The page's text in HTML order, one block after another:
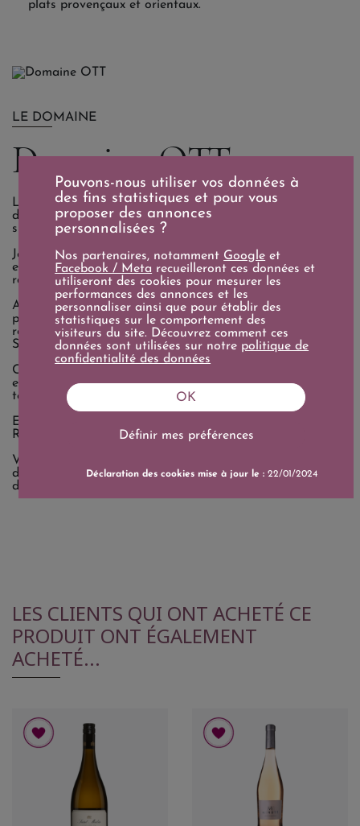
plats provençaux et orientaux.
LE DOMAINE
Domaine OTT
Le Domaine Ott, situé au cœur de la Provence, bénéficie
d'un climat idéal pour la culture de raisins de qualité
supérieure.
Jeune ingénieur agronome alsacien, Marcel Ott s’installe
en 1896 en Provence avec l’ambition que ce vignoble
ravagé par le phylloxéra peut donner de grands vins.
Aujourd’hui encore la famille Ott perpétue ce savoir-faire
pour produire une gamme de vins de Provence rosés,
rouges et blancs issus de trois domaines, le Château de
Selle, le Clos Mireille et le Château Romassan.
Créée par René Ott dans les années 1930, la bouteille
emblématique des Domaines Ott, reconnaissable entre
toutes, signe la qualité de ces grands vins de Provence.
En 2004, les Domaines Ott ont rejoint la maison Louis
Roederer.
Venez découvrir l'ensemble des vins du domaine et
déguster le Rosé BY OTT 2024, un vin qui évoque la
douceur de vivre et la beauté de la Provence.
LES CLIENTS QUI ONT ACHETÉ CE
PRODUIT ONT ÉGALEMENT
ACHETÉ...
Pouvons-nous utiliser vos données à
des fins statistiques et pour vous
proposer des annonces
personnalisées ?
Nos partenaires, notamment Google et
Facebook / Meta recueilleront ces données et
utiliseront des cookies pour mesurer les
performances des annonces et les
personnaliser ainsi que pour établir des
statistiques sur le comportement des
visiteurs du site. Découvrez comment ces
données sont utilisées sur notre politique de
confidentialité des données
Définir mes préférences
OK
Déclaration des cookies mise à jour le :22/01/2024